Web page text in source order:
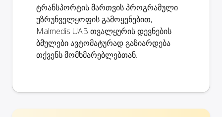
ტრანსპორტის მართვის პროგრამული
უზრუნველყოფის გამოყენებით,
Malmedis UAB თვალყურის დევნების
ბმულები ავტომატურად გაზიარდება
თქვენს მომხმარებლებთან.